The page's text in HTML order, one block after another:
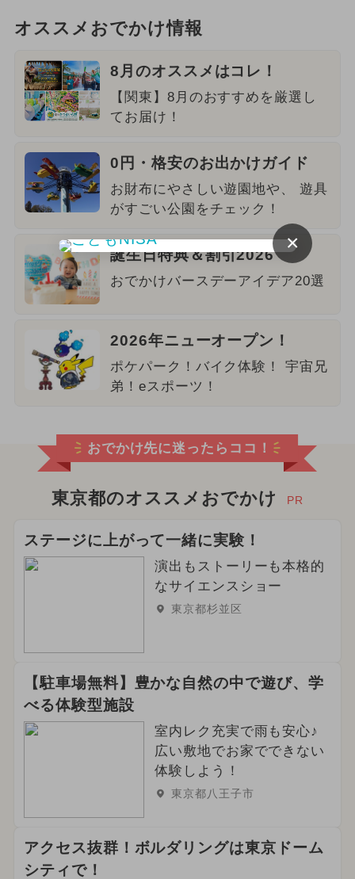
オススメおでかけ情報
8月のオススメはコレ！
【関東】8月のおすすめを厳選し
てお届け！
0円・格安のお出かけガイド
お財布にやさしい遊園地や、 遊具
がすごい公園をチェック！
誕生日特典＆割引2026
おでかけバースデーアイデア20選
2026年ニューオープン！
ポケパーク！バイク体験！ 宇宙兄
弟！eスポーツ！
おでかけ先に迷ったらココ！
東京都のオススメおでかけ PR
ステージに上がって一緒に実験！
演出もストーリーも本格的
なサイエンスショー
東京都杉並区
【駐車場無料】豊かな自然の中で遊び、学
べる体験型施設
室内レク充実で雨も安心♪
広い敷地でお家でできない
体験しよう！
東京都八王子市
アクセス抜群！ボルダリングは東京ドーム
シティで！
×